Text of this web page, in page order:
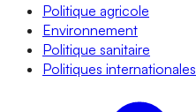
Politique agricole
Environnement
Politique sanitaire
Politiques internationales